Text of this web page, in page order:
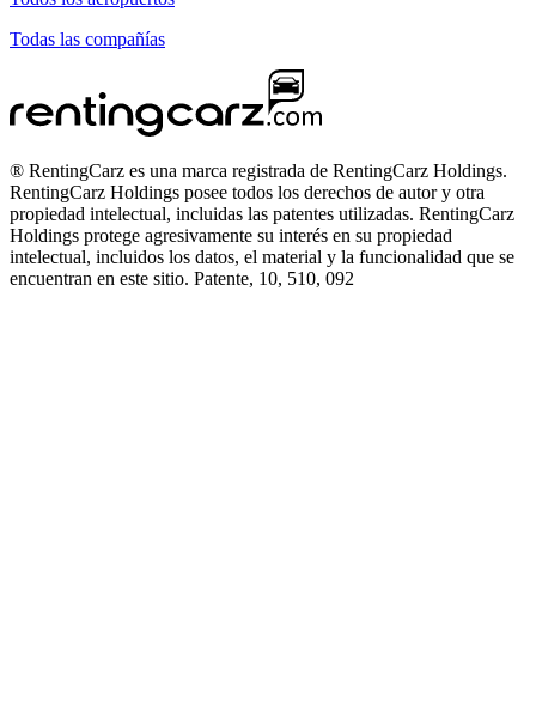
Todas las compañías
® RentingCarz es una marca registrada de RentingCarz Holdings.
RentingCarz Holdings posee todos los derechos de autor y otra
propiedad intelectual, incluidas las patentes utilizadas. RentingCarz
Holdings protege agresivamente su interés en su propiedad
intelectual, incluidos los datos, el material y la funcionalidad que se
encuentran en este sitio. Patente, 10, 510, 092